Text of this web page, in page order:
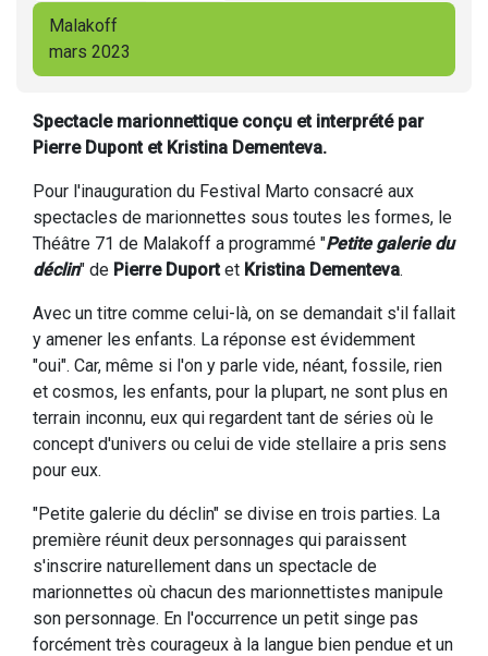
Malakoff
mars 2023
Spectacle marionnettique conçu et interprété par
Pierre Dupont et Kristina Dementeva.
Pour l'inauguration du Festival Marto consacré aux
spectacles de marionnettes sous toutes les formes, le
Théâtre 71 de Malakoff a programmé "Petite galerie du
déclin" de Pierre Duportet Kristina Dementeva.
Avec un titre comme celui-là, on se demandait s'il fallait
y amener les enfants. La réponse est évidemment
"oui". Car, même si l'on y parle vide, néant, fossile, rien
et cosmos, les enfants, pour la plupart, ne sont plus en
terrain inconnu, eux qui regardent tant de séries où le
concept d'univers ou celui de vide stellaire a pris sens
pour eux.
"Petite galerie du déclin" se divise en trois parties. La
première réunit deux personnages qui paraissent
s'inscrire naturellement dans un spectacle de
marionnettes où chacun des marionnettistes manipule
son personnage. En l'occurrence un petit singe pas
forcément très courageux à la langue bien pendue et un